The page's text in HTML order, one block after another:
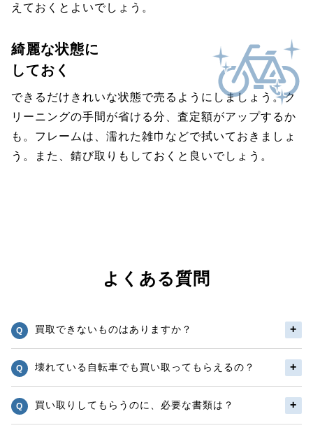
えておくとよいでしょう。
綺麗な状態に
しておく
できるだけきれいな状態で売るようにしましょう。ク
リーニングの手間が省ける分、査定額がアップするか
も。フレームは、濡れた雑巾などで拭いておきましょ
う。また、錆び取りもしておくと良いでしょう。
よくある質問
買取できないものはありますか？
壊れている自転車でも買い取ってもらえるの？
買い取りしてもらうのに、必要な書類は？